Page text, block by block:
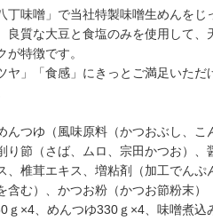
丁味噌」で当社特製味噌生めんをじ
良質な大豆と食塩のみを使用して
が特徴です。
ヤ」「食感」にきっとご満足いただ
んつゆ（風味原料（かつおぶし、
り節（さば、ムロ、宗田かつお）
、椎茸エキス、増粘剤（加工でんぷ
む）、かつお粉（かつお節粉末）
ｇ×4、めんつゆ330ｇ×4、味噌煮込